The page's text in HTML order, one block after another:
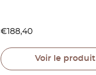
€ 188,40
Voir le produit